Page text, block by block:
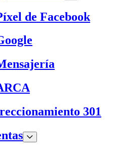
de Facebook
301